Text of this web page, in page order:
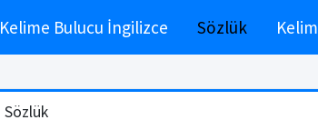
Kelime Bulucu İngilizce Sözlük
Sözlük